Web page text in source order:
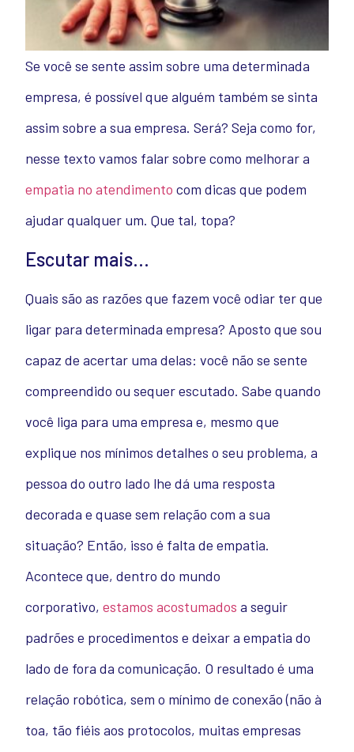
Se você se sente assim sobre uma determinada
empresa, é possível que alguém também se sinta
assim sobre a sua empresa. Será? Seja como for,
nesse texto vamos falar sobre como melhorar a
empatia no atendimento com dicas que podem
ajudar qualquer um. Que tal, topa?
Escutar mais…
Quais são as razões que fazem você odiar ter que
ligar para determinada empresa? Aposto que sou
capaz de acertar uma delas: você não se sente
compreendido ou sequer escutado. Sabe quando
você liga para uma empresa e, mesmo que
explique nos mínimos detalhes o seu problema, a
pessoa do outro lado lhe dá uma resposta
decorada e quase sem relação com a sua
situação? Então, isso é falta de empatia.
Acontece que, dentro do mundo
corporativo, estamos acostumados a seguir
padrões e procedimentos e deixar a empatia do
lado de fora da comunicação. O resultado é uma
relação robótica, sem o mínimo de conexão (não à
toa, tão fiéis aos protocolos, muitas empresas